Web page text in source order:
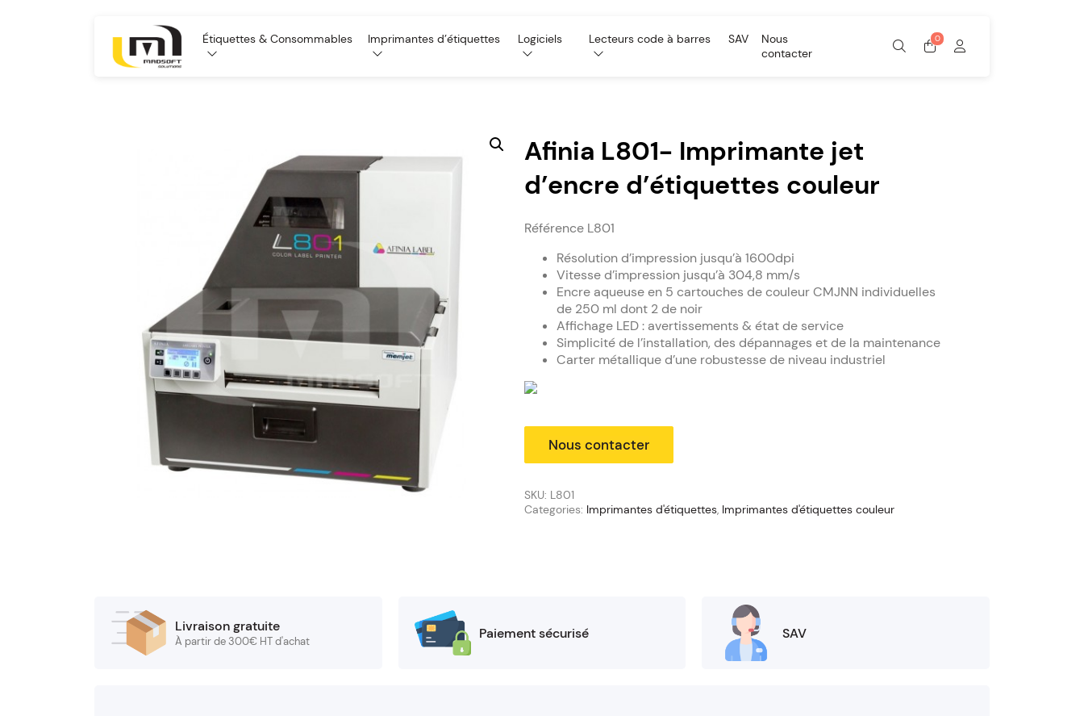
Étiquettes & Consommables Imprimantes d’étiquettes Logiciels Lecteurs code à barres SAV
Nous
contacter
Afinia L801- Imprimante jet
d’encre d’étiquettes couleur
Référence L801
Résolution d’impression jusqu’à 1600dpi
Vitesse d’impression jusqu’à 304,8 mm/s
Encre aqueuse en 5 cartouches de couleur CMJNN individuelles
de 250 ml dont 2 de noir
Affichage LED : avertissements & état de service
Simplicité de l’installation, des dépannages et de la maintenance
Carter métallique d’une robustesse de niveau industriel
SKU: L801
Categories: Imprimantes d'étiquettes, Imprimantes d'étiquettes couleur
Livraison gratuite
À partir de 300€ HT d'achat Paiement sécurisé SAV